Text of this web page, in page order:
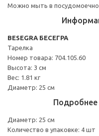
Можно мыть в
BESEGRA БЕСЕГРА
Тарелка
Номер товара: 704.105.60
Высота: 3 см
Вес: 1.81 кг
Диаметр: 25 см
Подробнее
Диаметр: 25 см
Количество в упаковке: 4 шт